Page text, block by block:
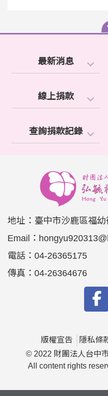
最新消息
線上捐款
查詢捐款記錄
地址： 臺中市沙鹿區福
Email：
電話： 04-26365175
傳真： 04-26364676
版權宣告 隱私條
© 2022 財團法人台中
All content rights